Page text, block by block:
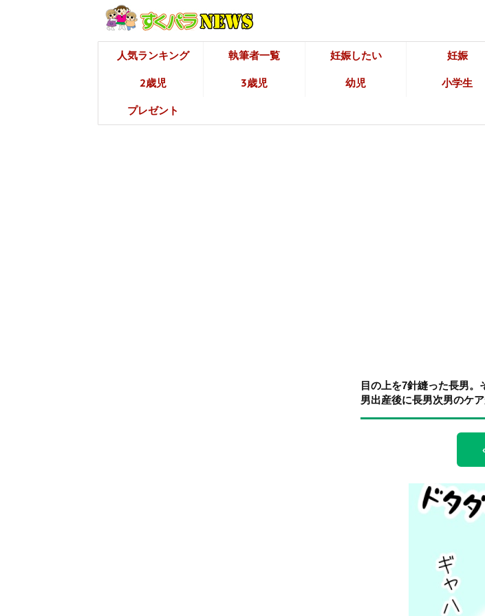
人気ランキング 執筆者一覧 妊娠したい 妊娠
2歳児 3歳児 幼児 小学生
プレゼント
目の上を7針縫った長男
男出産後に長男次男のケ